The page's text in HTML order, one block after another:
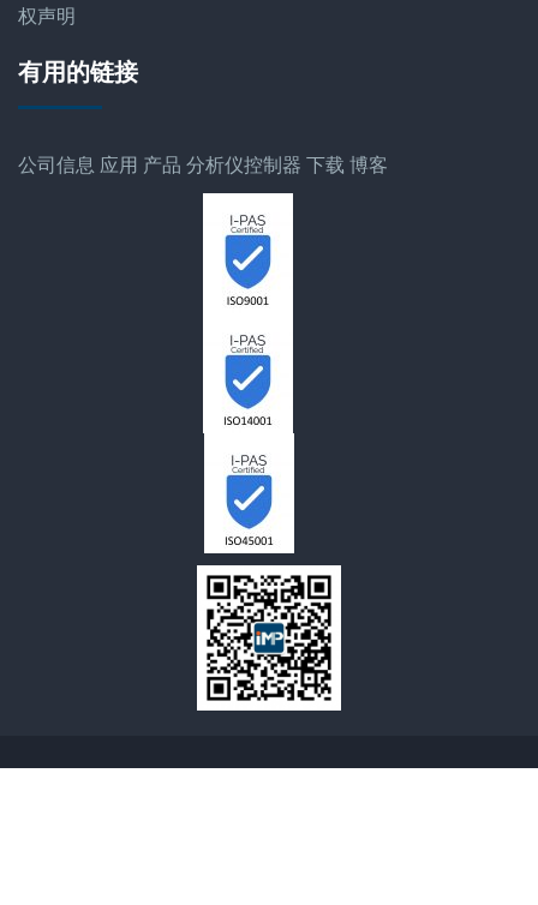
权声明
有用的链接
公司信息 应用 产品 分析仪控制器 下载 博客